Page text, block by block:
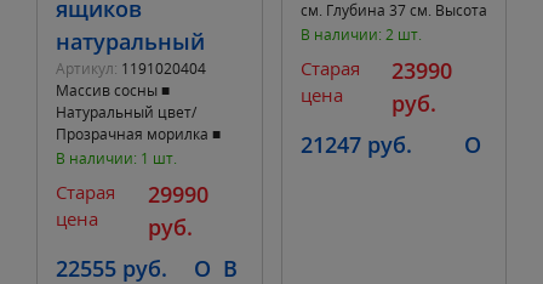
ящиков
натуральный
Артикул: 1191020404
Массив сосны ■
Натуральный цвет/
Прозрачная морилка ■
Ширина 155 см. Глубина
выдвижных ящиков
В наличии: 1 шт.
Старая
цена
29990
руб.
22555 руб.
O B
см. Глубина 37 см. Высота
92,2 см. ■ 4 выдвижных
В наличии: 2 шт.
Старая
цена
23990
руб.
21247 руб.
O